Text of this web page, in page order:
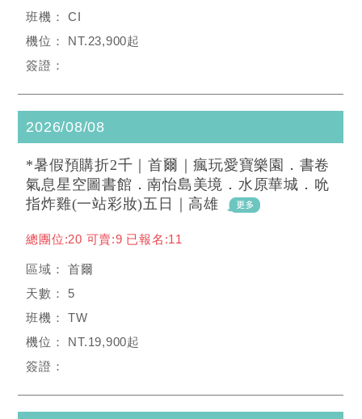
CI
NT.23,900起
2026/08/08
*暑假預購折2千｜首爾｜瘋玩愛寶樂園．書卷
氣息星空圖書館．南怡島美境．水原華城．吮
指炸雞(一站彩妝)五日｜高雄
總團位:20 可賣:9 已報名:11
首爾
5
TW
NT.19,900起